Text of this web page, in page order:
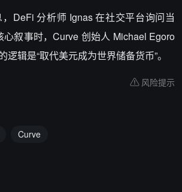
DeFi 分析师 Ignas 在社交平台询问当
叙事时，Curve 创始人 Michael Egoro
辑是“取代美元成为世界储备货币”。
风险提示
Curve